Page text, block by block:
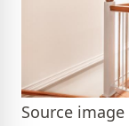
Source